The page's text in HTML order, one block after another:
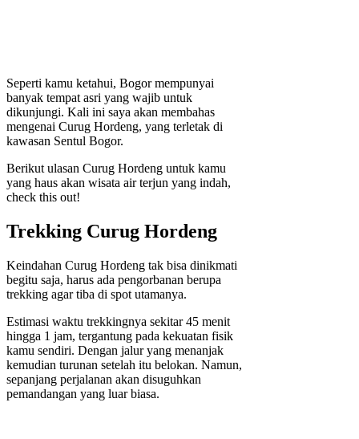
Seperti kamu ketahui, Bogor mempunyai
banyak tempat asri yang wajib untuk
dikunjungi. Kali ini saya akan membahas
mengenai Curug Hordeng, yang terletak di
kawasan Sentul Bogor.
Berikut ulasan Curug Hordeng untuk kamu
yang haus akan wisata air terjun yang indah,
check this out!
Trekking Curug Hordeng
Keindahan Curug Hordeng tak bisa dinikmati
begitu saja, harus ada pengorbanan berupa
trekking agar tiba di spot utamanya.
Estimasi waktu trekkingnya sekitar 45 menit
hingga 1 jam, tergantung pada kekuatan fisik
kamu sendiri. Dengan jalur yang menanjak
kemudian turunan setelah itu belokan. Namun,
sepanjang perjalanan akan disuguhkan
pemandangan yang luar biasa.